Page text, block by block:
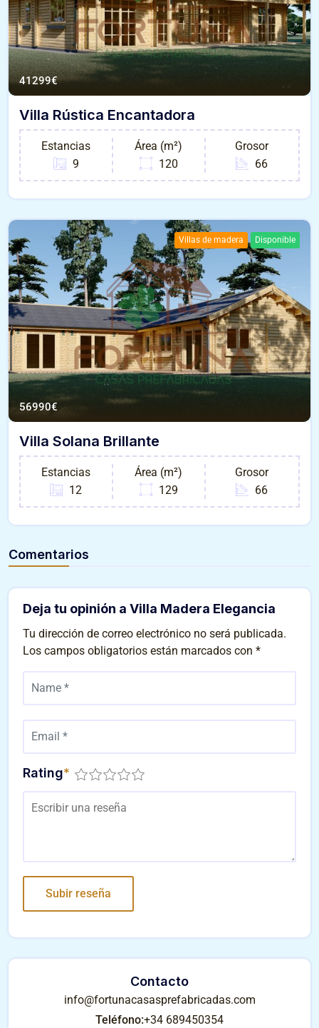
41299€
Villa Rústica Encantadora
Estancias
9
Área (m²)
120
Grosor
66
Villas de madera Disponible
56990€
Villa Solana Brillante
Estancias
12
Área (m²)
129
Grosor
66
Comentarios
Deja tu opinión a Villa Madera Elegancia
Tu dirección de correo electrónico no será publicada.
Los campos obligatorios están marcados con *
Rating*
Contacto
info@fortunacasasprefabricadas.com
Teléfono:+34 689450354